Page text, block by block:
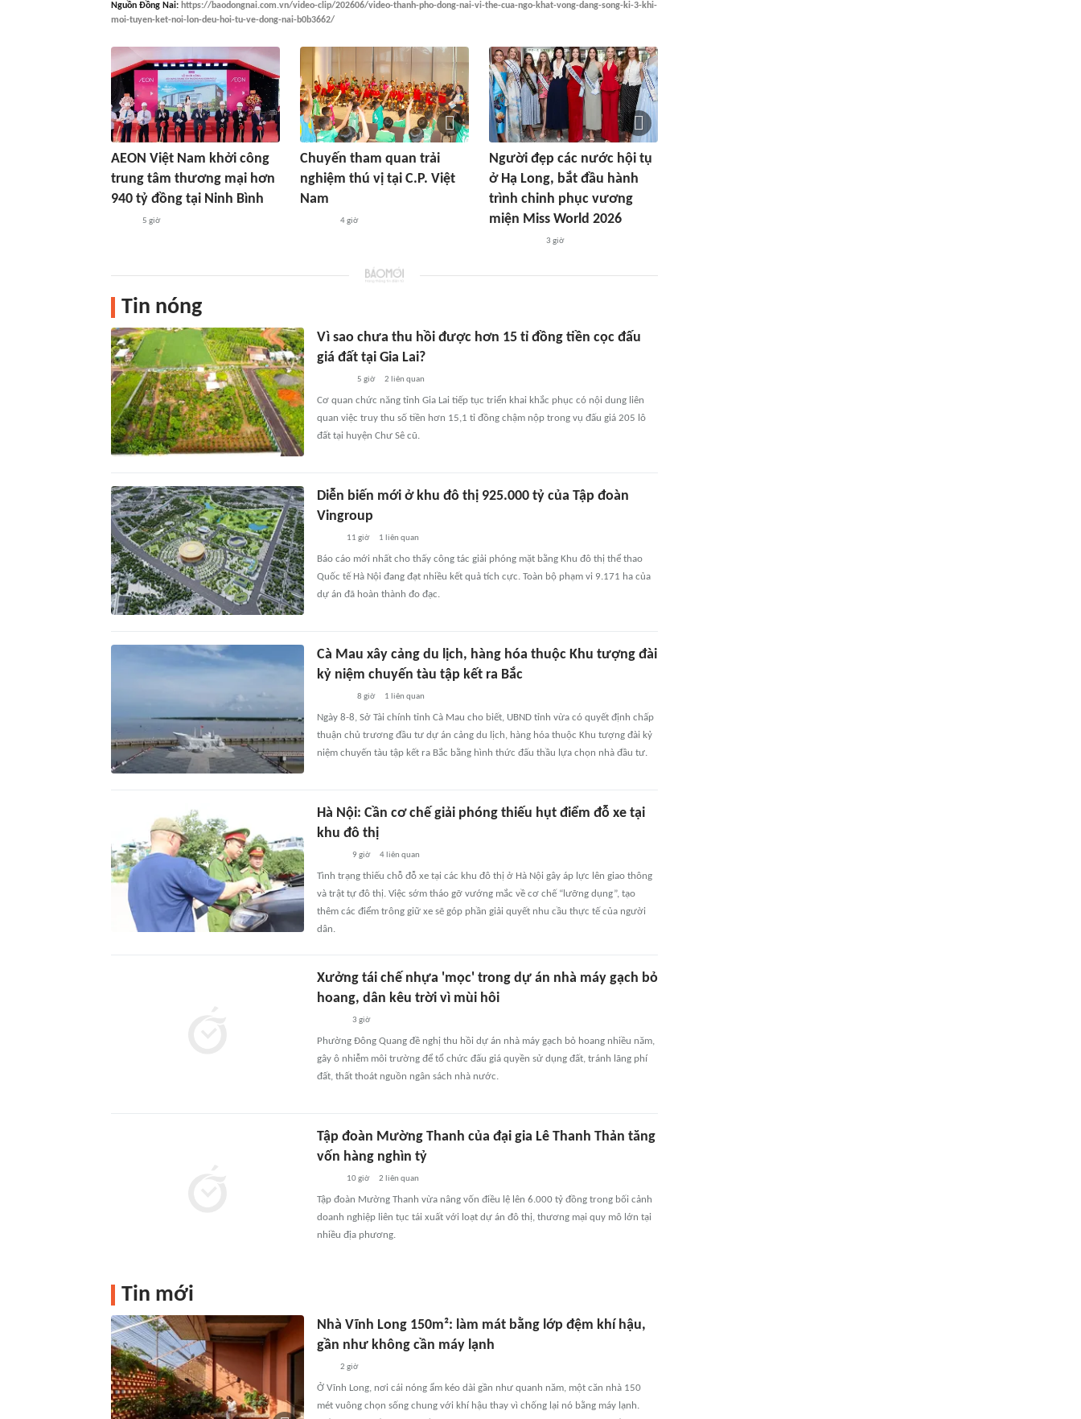
Nguồn Đồng Nai: https://baodongnai.com.vn/video-clip/202606/video-thanh-pho-dong-nai-vi-the-cua-ngo-khat-vong-dang-song-ki-3-khi-
moi-tuyen-ket-noi-lon-deu-hoi-tu-ve-dong-nai-b0b3662/
AEON Việt Nam khởi công
trung tâm thương mại hơn
940 tỷ đồng tại Ninh Bình
5 giờ
Chuyến tham quan trải
nghiệm thú vị tại C.P. Việt
Nam
4 giờ
Người đẹp các nước hội tụ
ở Hạ Long, bắt đầu hành
trình chinh phục vương
miện Miss World 2026
3 giờ
Tin nóng
Vì sao chưa thu hồi được hơn 15 tỉ đồng tiền cọc đấu
giá đất tại Gia Lai?
5 giờ 2 liên quan
Cơ quan chức năng tỉnh Gia Lai tiếp tục triển khai khắc phục có nội dung liên
quan việc truy thu số tiền hơn 15,1 tỉ đồng chậm nộp trong vụ đấu giá 205 lô
đất tại huyện Chư Sê cũ.
Diễn biến mới ở khu đô thị 925.000 tỷ của Tập đoàn
Vingroup
11 giờ 1 liên quan
Báo cáo mới nhất cho thấy công tác giải phóng mặt bằng Khu đô thị thể thao
Quốc tế Hà Nội đang đạt nhiều kết quả tích cực. Toàn bộ phạm vi 9.171 ha của
dự án đã hoàn thành đo đạc.
Cà Mau xây cảng du lịch, hàng hóa thuộc Khu tượng đài
kỷ niệm chuyến tàu tập kết ra Bắc
8 giờ 1 liên quan
Ngày 8-8, Sở Tài chính tỉnh Cà Mau cho biết, UBND tỉnh vừa có quyết định chấp
thuận chủ trương đầu tư dự án cảng du lịch, hàng hóa thuộc Khu tượng đài kỷ
niệm chuyến tàu tập kết ra Bắc bằng hình thức đấu thầu lựa chọn nhà đầu tư.
Hà Nội: Cần cơ chế giải phóng thiếu hụt điểm đỗ xe tại
khu đô thị
9 giờ 4 liên quan
Tình trạng thiếu chỗ đỗ xe tại các khu đô thị ở Hà Nội gây áp lực lên giao thông
và trật tự đô thị. Việc sớm tháo gỡ vướng mắc về cơ chế “lưỡng dụng”, tạo
thêm các điểm trông giữ xe sẽ góp phần giải quyết nhu cầu thực tế của người
dân.
Xưởng tái chế nhựa 'mọc' trong dự án nhà máy gạch bỏ
hoang, dân kêu trời vì mùi hôi
3 giờ
Phường Đông Quang đề nghị thu hồi dự án nhà máy gạch bỏ hoang nhiều năm,
gây ô nhiễm môi trường để tổ chức đấu giá quyền sử dụng đất, tránh lãng phí
đất, thất thoát nguồn ngân sách nhà nước.
Tập đoàn Mường Thanh của đại gia Lê Thanh Thản tăng
vốn hàng nghìn tỷ
10 giờ 2 liên quan
Tập đoàn Mường Thanh vừa nâng vốn điều lệ lên 6.000 tỷ đồng trong bối cảnh
doanh nghiệp liên tục tái xuất với loạt dự án đô thị, thương mại quy mô lớn tại
nhiều địa phương.
Tin mới
Nhà Vĩnh Long 150m²: làm mát bằng lớp đệm khí hậu,
gần như không cần máy lạnh
2 giờ
Ở Vĩnh Long, nơi cái nóng ẩm kéo dài gần như quanh năm, một căn nhà 150
mét vuông chọn sống chung với khí hậu thay vì chống lại nó bằng máy lạnh.